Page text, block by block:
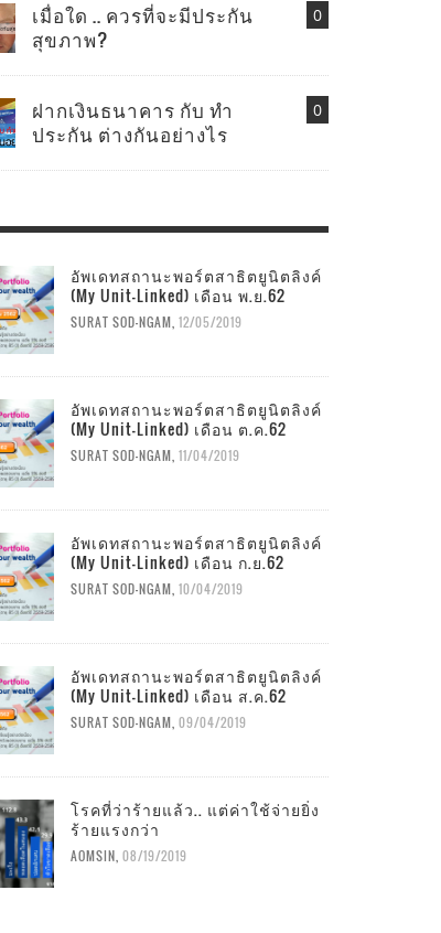
0
เมื่อใด .. ควรที่จะมีประกัน
สุขภาพ?
0
ฝากเงินธนาคาร กับ ทำ
ประกัน ต่างกันอย่างไร
อัพเดทสถานะพอร์ตสาธิตยูนิตลิงค์
(My Unit-Linked) เดือน พ.ย.62
SURAT SOD-NGAM 12/05/2019
อัพเดทสถานะพอร์ตสาธิตยูนิตลิงค์
(My Unit-Linked) เดือน ต.ค.62
SURAT SOD-NGAM 11/04/2019
อัพเดทสถานะพอร์ตสาธิตยูนิตลิงค์
(My Unit-Linked) เดือน ก.ย.62
SURAT SOD-NGAM 10/04/2019
อัพเดทสถานะพอร์ตสาธิตยูนิตลิงค์
(My Unit-Linked) เดือน ส.ค.62
SURAT SOD-NGAM 09/04/2019
โรคที่ว่าร้ายแล้ว.. แต่ค่าใช้จ่ายยิ่ง
ร้ายแรงกว่า
AOMSIN 08/19/2019